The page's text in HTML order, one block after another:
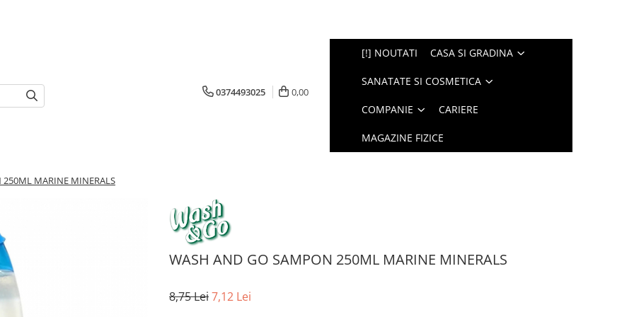
0374493025 0,00
[!] NOUTATI CASA SI GRADINA
SANATATE SI COSMETICA
COMPANIE CARIERE
MAGAZINE FIZICE
MARINE MINERALS
WASH AND GO SAMPON 250ML MARINE MINERALS
8,75 Lei7,12 Lei